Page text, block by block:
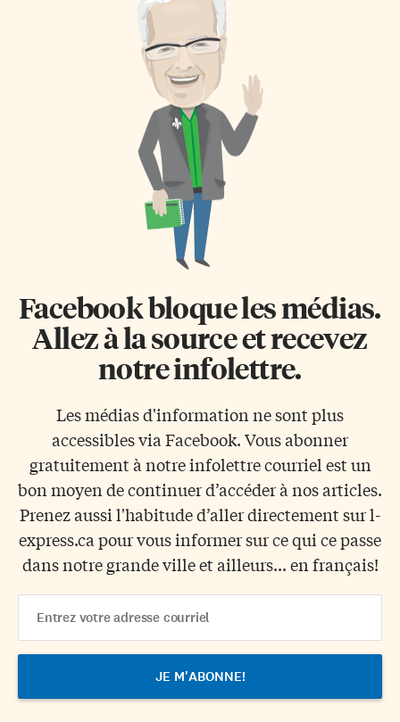
Facebook bloque les médias.
Allez à la source et recevez
notre infolettre.
Les médias d'information ne sont plus
accessibles via Facebook. Vous abonner
gratuitement à notre infolettre courriel est un
bon moyen de continuer d’accéder à nos articles.
Prenez aussi l'habitude d’aller directement sur l-
express.ca pour vous informer sur ce qui ce passe
dans notre grande ville et ailleurs... en français!
Address